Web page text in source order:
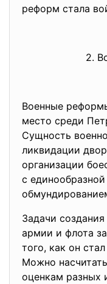
реформ стала
2.
Военные
место среди
Сущность
ликвидации
организации
с
Задачи
армии и флота
того, как он
Можно
оценкам разных